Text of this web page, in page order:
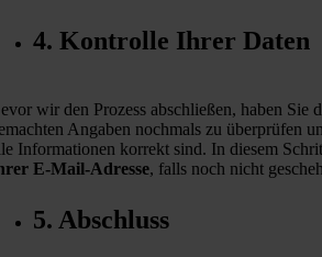
4. Kontrolle Ihrer Daten
wir den Prozess abschließen, haben Sie
Angaben nochmals zu überprüfen
Informationen korrekt sind. In diesem
E-Mail-Adresse, falls noch nicht
5. Abschluss